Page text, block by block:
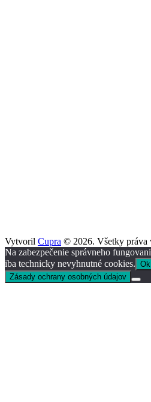
Vytvoril Cupra © 2026. Všetky práva
Na zabezpečenie správneho
iba technicky nevyhnutné cookies. Ok
Zásady ochrany osobných údajov